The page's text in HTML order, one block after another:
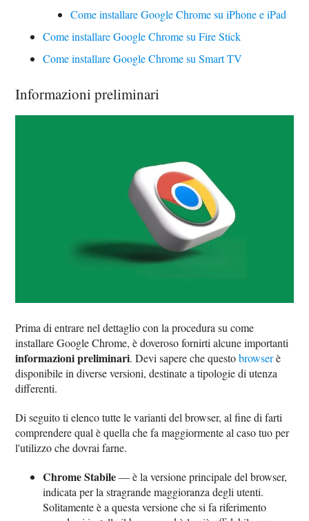
Come installare Google Chrome su iPhone e iPad
Come installare Google Chrome su Fire Stick
Come installare Google Chrome su Smart TV
Informazioni preliminari
Prima di entrare nel dettaglio con la procedura su come
installare Google Chrome, è doveroso fornirti alcune importanti
informazioni preliminari. Devi sapere che questobrowserè
disponibile in diverse versioni, destinate a tipologie di utenza
differenti.
Di seguito ti elenco tutte le varianti del browser, al fine di farti
comprendere qual è quella che fa maggiormente al caso tuo per
l'utilizzo che dovrai farne.
Chrome Stabile— è la versione principale del browser,
indicata per la stragrande maggioranza degli utenti.
Solitamente è a questa versione che si fa riferimento